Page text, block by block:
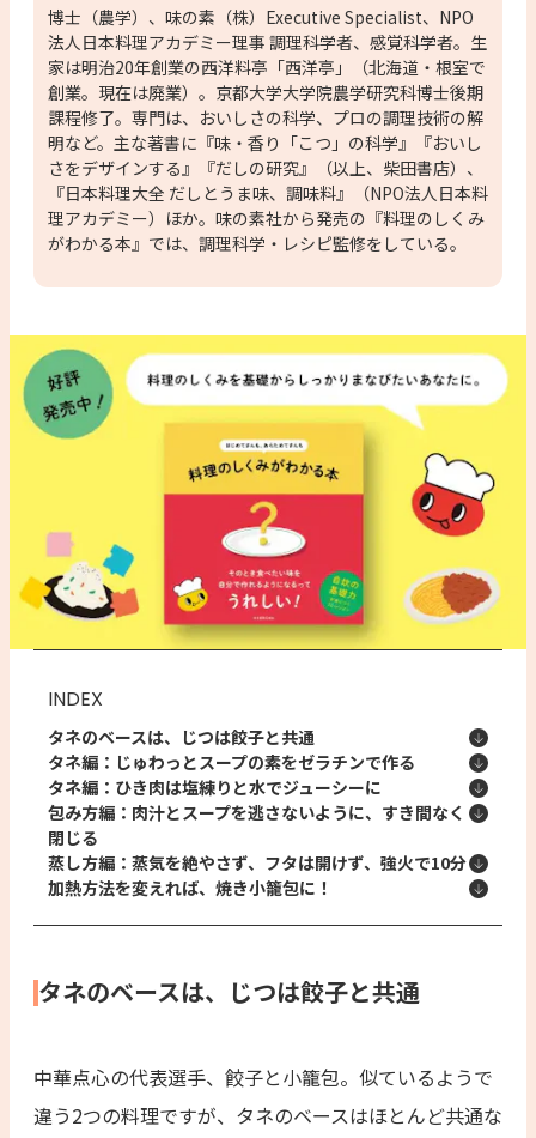
博士（農学）、味の素（株）Executive Specialist、NPO
法人日本料理アカデミー理事 調理科学者、感覚科学者。生
家は明治20年創業の西洋料亭「西洋亭」（北海道・根室で
創業。現在は廃業）。京都大学大学院農学研究科博士後期
課程修了。専門は、おいしさの科学、プロの調理技術の解
明など。主な著書に『味・香り「こつ」の科学』『おいし
さをデザインする』『だしの研究』（以上、柴田書店）、
『日本料理大全 だしとうま味、調味料』（NPO法人日本料
理アカデミー）ほか。味の素社から発売の『料理のしくみ
がわかる本』では、調理科学・レシピ監修をしている。
INDEX
タネのベースは、じつは餃子と共通
タネ編：じゅわっとスープの素をゼラチンで作る
タネ編：ひき肉は塩練りと水でジューシーに
包み方編：肉汁とスープを逃さないように、すき間なく
閉じる
蒸し方編：蒸気を絶やさず、フタは開けず、強火で10分
加熱方法を変えれば、焼き小籠包に！
タネのベースは、じつは餃子と共通
中華点心の代表選手、餃子と小籠包。似ているようで
違う2つの料理ですが、タネのベースはほとんど共通な